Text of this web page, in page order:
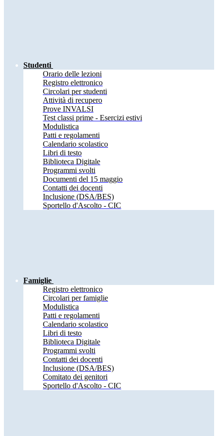
Studenti
Orario delle lezioni
Registro elettronico
Circolari per studenti
Attività di recupero
Prove INVALSI
Test classi prime - Esercizi estivi
Modulistica
Patti e regolamenti
Calendario scolastico
Libri di testo
Biblioteca Digitale
Programmi svolti
Documenti del 15 maggio
Contatti dei docenti
Inclusione (DSA/BES)
Sportello d'Ascolto - CIC
Famiglie
Registro elettronico
Circolari per famiglie
Modulistica
Patti e regolamenti
Calendario scolastico
Libri di testo
Biblioteca Digitale
Programmi svolti
Contatti dei docenti
Inclusione (DSA/BES)
Comitato dei genitori
Sportello d'Ascolto - CIC